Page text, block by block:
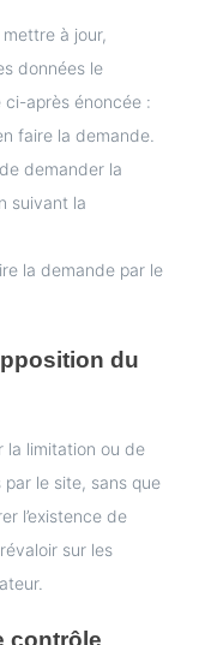
à jour,
données le
après énoncée :
faire la demande.
demander la
suivant la
la demande par le
du
la limitation ou de
par le site, sans que
l’existence de
sur les
contrôle